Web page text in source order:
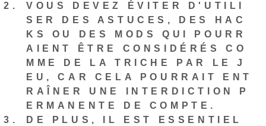
VOUS DEVEZ ÉVITER D'UTILI
SER DES ASTUCES, DES HAC
KS OU DES MODS QUI POURR
AIENT ÊTRE CONSIDÉRÉS CO
MME DE LA TRICHE PAR LE J
EU, CAR CELA POURRAIT ENT
RAÎNER UNE INTERDICTION P
ERMANENTE DE COMPTE.
DE PLUS, IL EST ESSENTIEL